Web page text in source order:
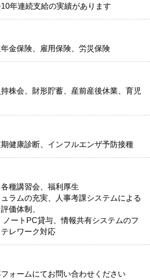
年連続支給の実績があります
金保険、雇用保険、労災保険
株会、財形貯蓄、産前産後休業、育児
健康診断、インフルエンザ予防接種
種講習会、福利厚生
ラムの充実、人事考課システムによる
価体制、
ートPC貸与、情報共有システムのフ
レワーク対応
ォームにてお問い合わせください